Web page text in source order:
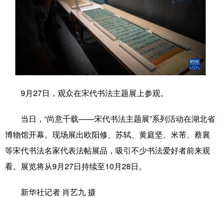
视频 图片
中央文件 金融 汽车
人居 信息化 数字经济
彩票 娱乐 时尚 悦读
文化产业
9月27日，观众在宋代书法主题展上参观。
当日，“尚意千载——宋代书法主题展”系列活动在湖北省
博物馆开幕。现场展出欧阳修、苏轼、黄庭坚、米芾、蔡襄
等宋代书法名家代表法帖展品，吸引不少书法爱好者前来观
看。展览将从9月27日持续至10月28日。
新华社记者 肖艺九 摄